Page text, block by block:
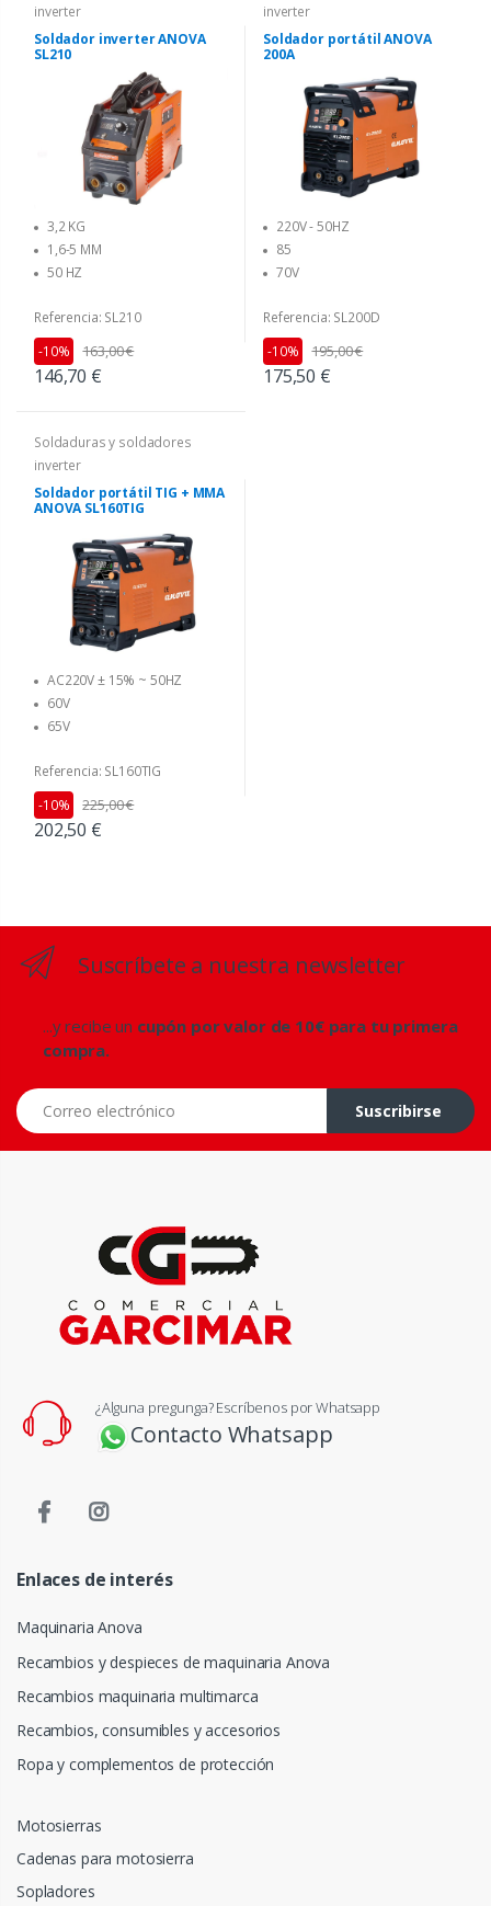
inverter
Soldador inverter ANOVA
SL210
3,2 KG
1,6-5 MM
50 HZ
Referencia: SL210
146,70 €
-10% 163,00 €
inverter
Soldador portátil ANOVA
200A
220V - 50HZ
85
70V
Referencia: SL200D
175,50 €
-10% 195,00 €
Soldaduras y soldadores
inverter
Soldador portátil TIG + MMA
ANOVA SL160TIG
AC220V ± 15% ~ 50HZ
60V
65V
Referencia: SL160TIG
202,50 €
-10% 225,00 €
Suscríbete a nuestra newsletter
...y recibe un cupón por valor de 10€ para tu primera
compra.
Correo electrónico
Suscribirse
¿Alguna pregunga? Escríbenos por Whatsapp
Contacto Whatsapp
Enlaces de interés
Maquinaria Anova
Recambios y despieces de maquinaria Anova
Recambios maquinaria multimarca
Recambios, consumibles y accesorios
Ropa y complementos de protección
Motosierras
Cadenas para motosierra
Sopladores